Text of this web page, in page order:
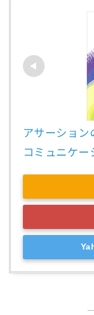
アサーション
コミュニケ